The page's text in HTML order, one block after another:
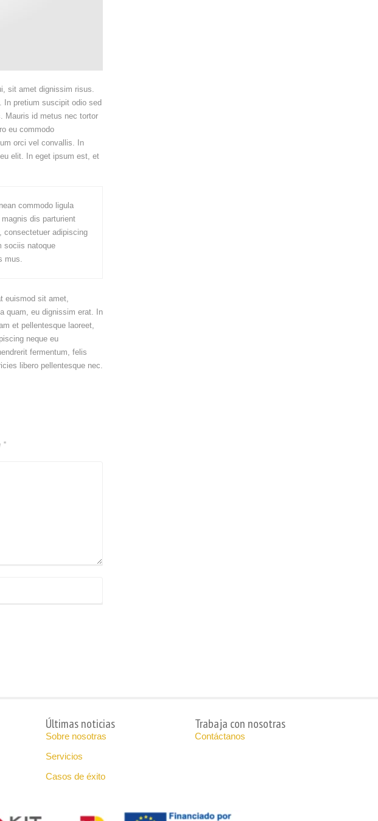
sit amet dignissim risus.
In pretium suscipit odio sed
Mauris id metus nec tortor
eu commodo
orci vel convallis. In
elit. In eget ipsum est, et
commodo ligula
dis parturient
consectetuer adipiscing
sociis natoque
mus.
euismod sit amet,
quam, eu dignissim erat. In
et pellentesque laoreet,
neque eu
fermentum, felis
libero pellentesque nec.
*
Últimas noticias
Sobre nosotras
Servicios
Casos de éxito
Trabaja con nosotras
Contáctanos